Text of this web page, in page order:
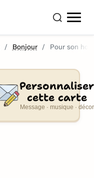
Bonjour Pour son
Personnaliser
cette carte
Message · musique · décor